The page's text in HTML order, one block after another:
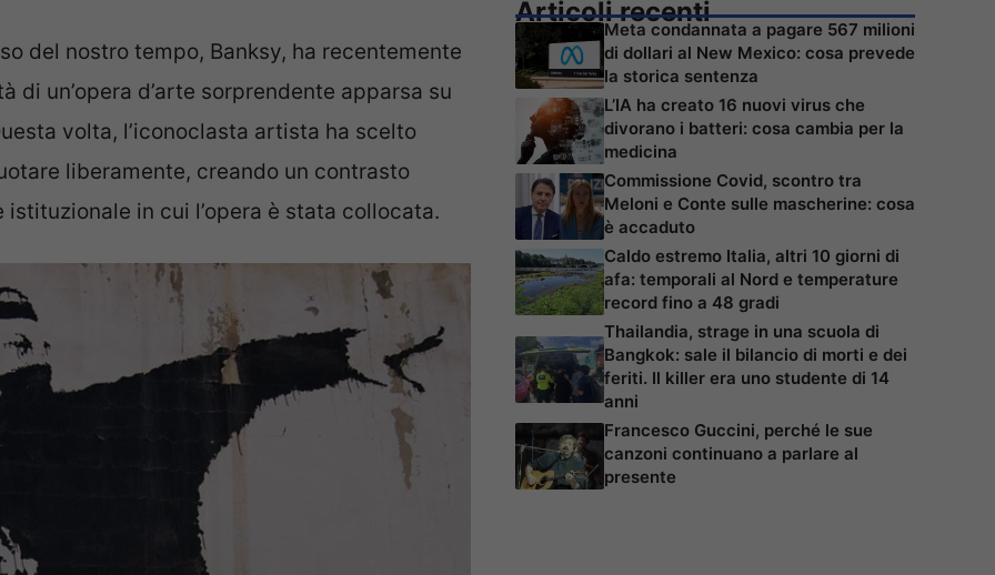
del nostro tempo, Banksy, ha recentemente
un’opera d’arte sorprendente apparsa su
volta, l’iconoclasta artista ha scelto
liberamente, creando un contrasto
in cui l’opera è stata collocata.
Articoli recenti
Meta condannata a pagare 567 milioni
di dollari al New Mexico: cosa prevede
la storica sentenza
L’IA ha creato 16 nuovi virus che
divorano i batteri: cosa cambia per la
medicina
Commissione Covid, scontro tra
Meloni e Conte sulle mascherine: cosa
è accaduto
Caldo estremo Italia, altri 10 giorni di
afa: temporali al Nord e temperature
record fino a 48 gradi
Thailandia, strage in una scuola di
Bangkok: sale il bilancio di morti e dei
feriti. Il killer era uno studente di 14
anni
Francesco Guccini, perché le sue
canzoni continuano a parlare al
presente